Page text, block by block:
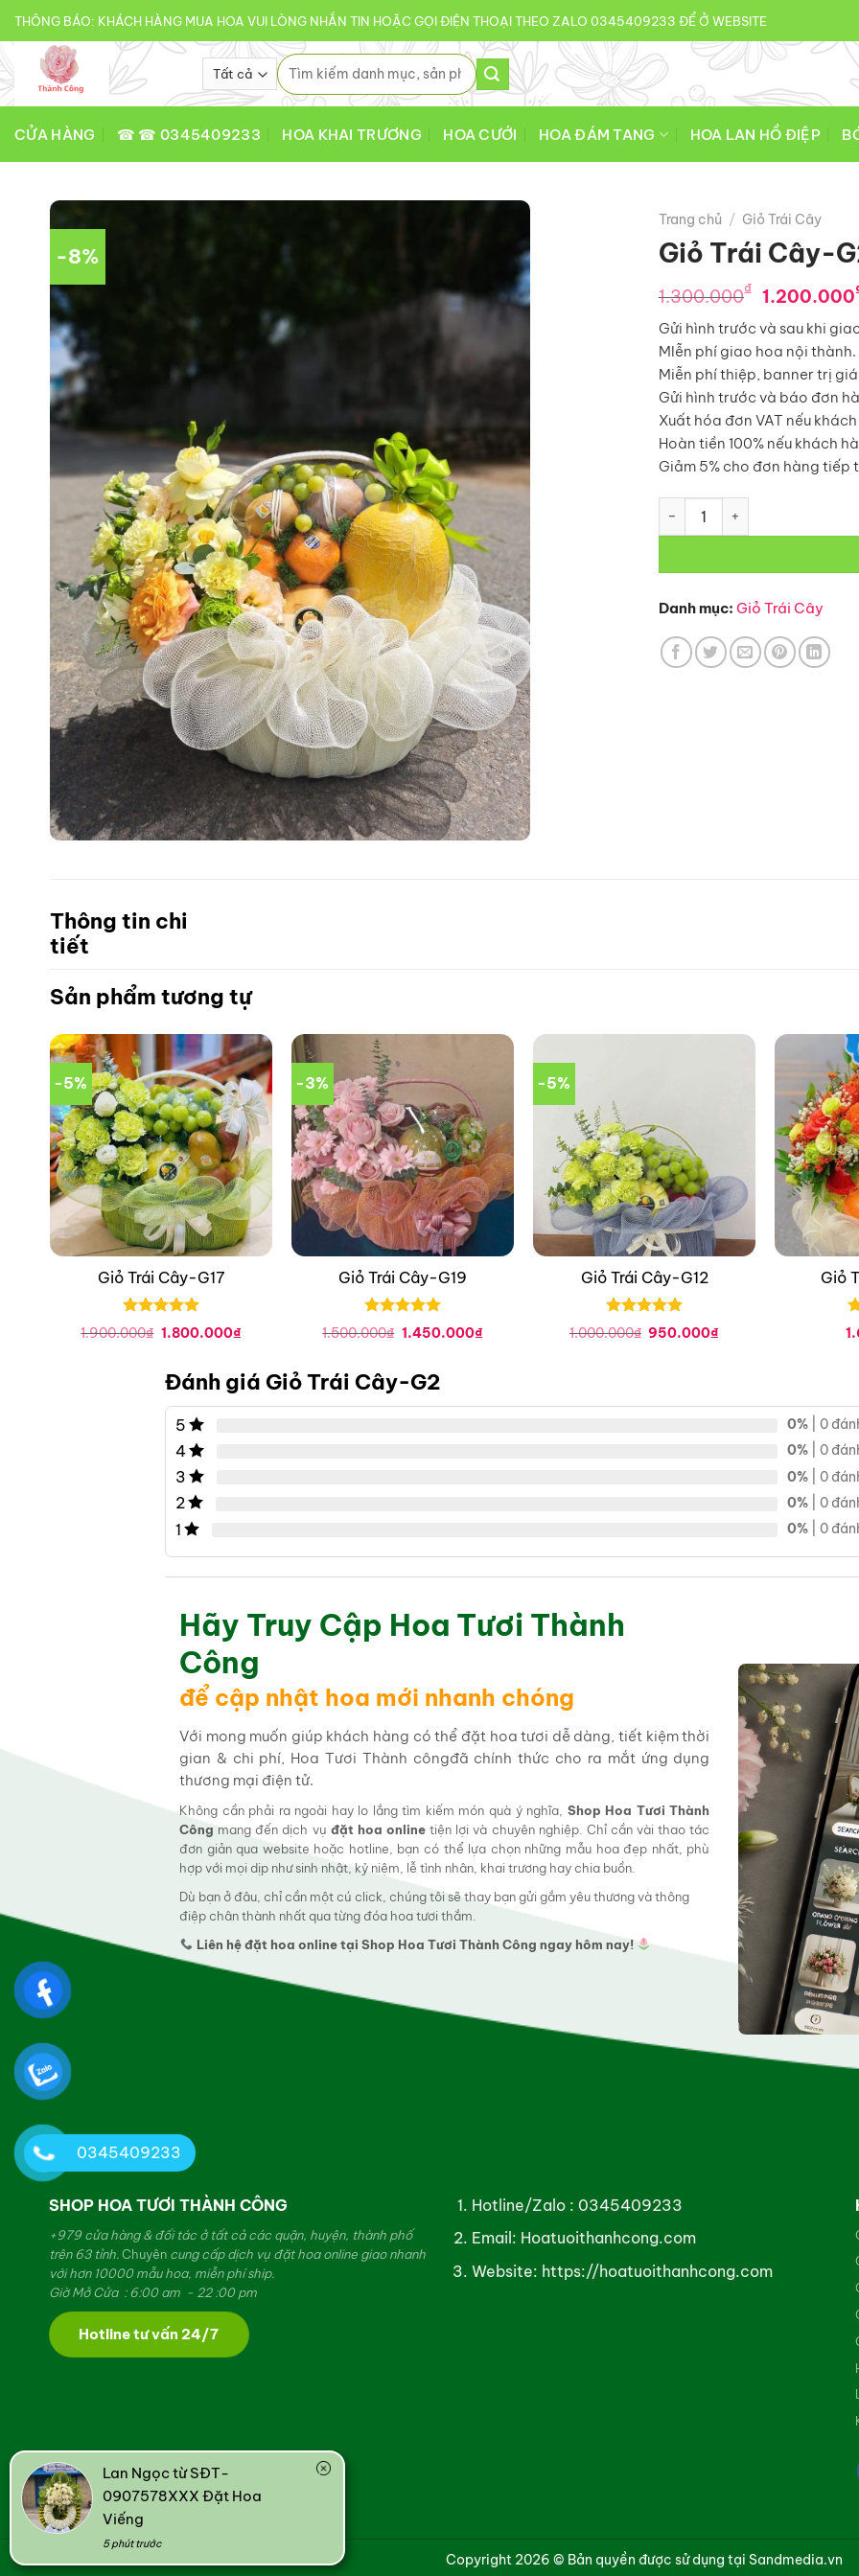
nội
dung
THÔNG BÁO: KHÁCH HÀNG MUA HOA VUI LÒNG NHẮN TIN HOẶC GỌI ĐIỆN THOẠI THEO ZALO 0345409233 ĐỂ Ở WEBSITE
Tìm
kiếm:
CỬA HÀNG ☎ ☎ 0345409233 HOA KHAI TRƯƠNG HOA CƯỚI HOA ĐÁM TANG HOA LAN HỒ ĐIỆP
-8%
Trang chủ / Giỏ Trái Cây
Giỏ Trái Cây-
1.300.000₫
Giá
gốc
là:
1.200.000
Gửi hình trước và sau khi
MIễn phí giao hoa nội thành.
Miễn phí thiệp, banner trị
Gửi hình trước và báo đơn
Xuất hóa đơn VAT nếu
Hoàn tiền 100% nếu khách
Giảm 5% cho đơn hàng tiếp
Giỏ Trái Cây-G2 số lượng
Danh mục: Giỏ Trái Cây
Thông tin chi
tiết
Sản phẩm tương tự
-5%
Giỏ Trái Cây-G17
Được xếp
hạng
05
1.900.000₫ Giá
1.900.000₫.
1.800.000₫Giá
là:
1.800.000₫.
-3%
Giỏ Trái Cây-G19
Được xếp
hạng
05
1.500.000₫ Giá
1.500.000₫.
1.450.000₫Giá
-5%
Giỏ Trái Cây-G12
Được xếp
hạng 05
1.000.000₫ Giá
950.000₫Giá
Giỏ
Đánh giá Giỏ Trái Cây-G2
5 0% | 0
4 0% | 0
3 0% | 0
2 0% | 0
1 0% | 0
Hãy Truy Cập Hoa Tươi Thành
Công
để cập nhật hoa mới nhanh chóng
Với mong muốn giúp khách hàng có thể đặt hoa tươi dễ dàng, tiết kiệm thời
gian & chi phí, Hoa Tươi Thành côngđã chính thức cho ra mắt ứng dụng
thương mại điện tử.
Không cần phải ra ngoài hay lo lắng tìm kiếm món quà ý nghĩa, Shop Hoa Tươi Thành
Công mang đến dịch vụ đặt hoa onlinetiện lợi và chuyên nghiệp. Chỉ cần vài thao tác
đơn giản qua website hoặc hotline, bạn có thể lựa chọn những mẫu hoa đẹp nhất, phù
hợp với mọi dịp như sinh nhật, kỷ niệm, lễ tình nhân, khai trương hay chia buồn.
Dù bạn ở đâu, chỉ cần một cú click, chúng tôi sẽ thay bạn gửi gắm yêu thương và thông
điệp chân thành nhất qua từng đóa hoa tươi thắm.
Liên hệ đặt hoa online tại Shop Hoa Tươi Thành Công ngay hôm nay!
SHOP HOA TƯƠI THÀNH CÔNG
+979 cửa hàng & đối tác ở tất cả các quận, huyện, thành phố
trên 63 tỉnh. Chuyêncung cấp dịch vụ đặt hoa online giao nhanh
với hơn 10000 mẫu hoa, miễn phí ship.
Giờ Mở Cửa : 6:00 am - 22 :00 pm
Hotline tư vấn 24/7
Hotline/Zalo : 0345409233
Email: Hoatuoithanhcong.com
Website: https://hoatuoithanhcong.com
Copyright 2026 © Bản quyền được sử dụng tại Sandmedia.vn
Lan Ngọc từ SĐT-
0907578XXX Đặt Hoa
Viếng
5 phút trước
0345409233